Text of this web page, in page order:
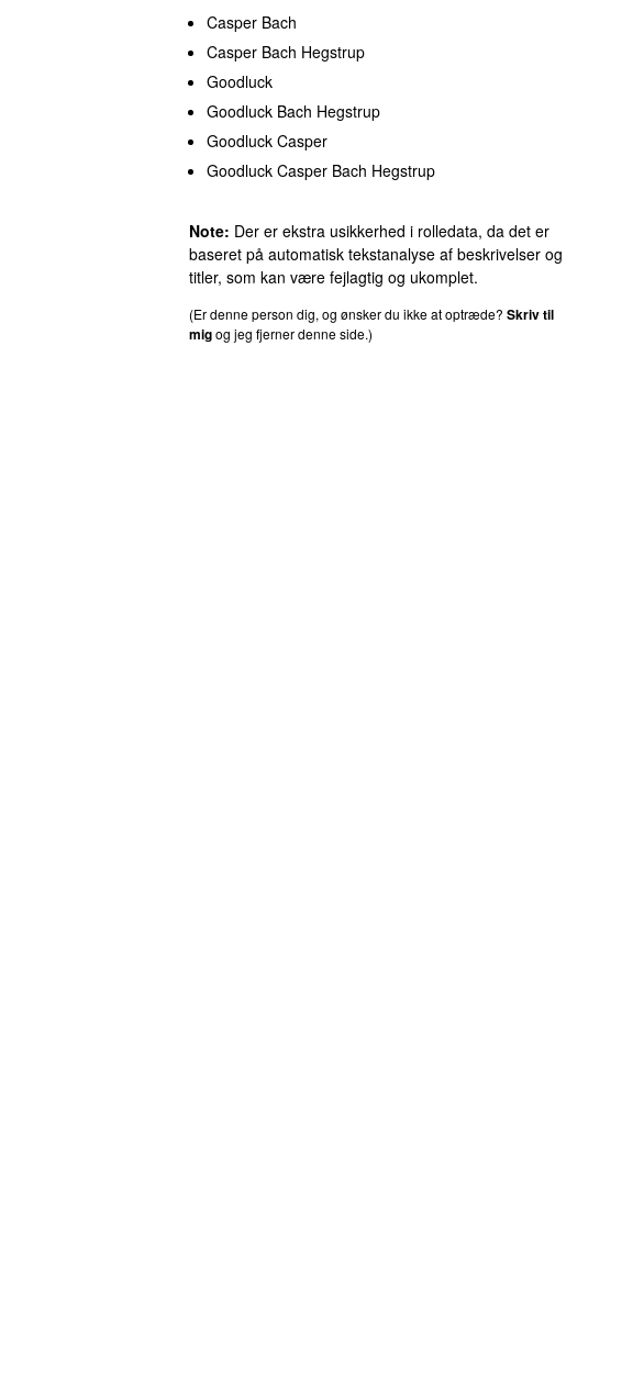
Casper Bach
Casper Bach Hegstrup
Goodluck
Goodluck Bach Hegstrup
Goodluck Casper
Goodluck Casper Bach Hegstrup
Note: Der er ekstra usikkerhed i rolledata, da det er
baseret på automatisk tekstanalyse af beskrivelser og
titler, som kan være fejlagtig og ukomplet.
(Er denne person dig, og ønsker du ikke at optræde? Skriv til
migog jeg fjerner denne side.)